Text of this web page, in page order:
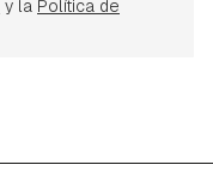
y la Política de